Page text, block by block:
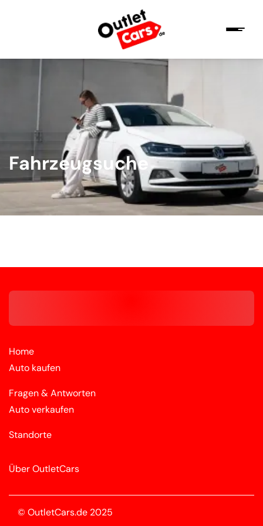
Fahrzeugsuche
Home
Auto kaufen
Fragen & Antworten
Auto verkaufen
Standorte
Über OutletCars
© OutletCars.de 2025